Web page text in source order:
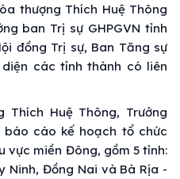
thượng Thích Huệ Thông
ban Trị sự GHPGVN tỉnh
đồng Trị sự, Ban Tăng sự
các tỉnh thành có liên
Thích Huệ Thông, Trưởng
báo cáo kế hoạch tổ chức
vực miền Đông, gồm 5 tỉnh:
Ninh, Đồng Nai và Bà Rịa -